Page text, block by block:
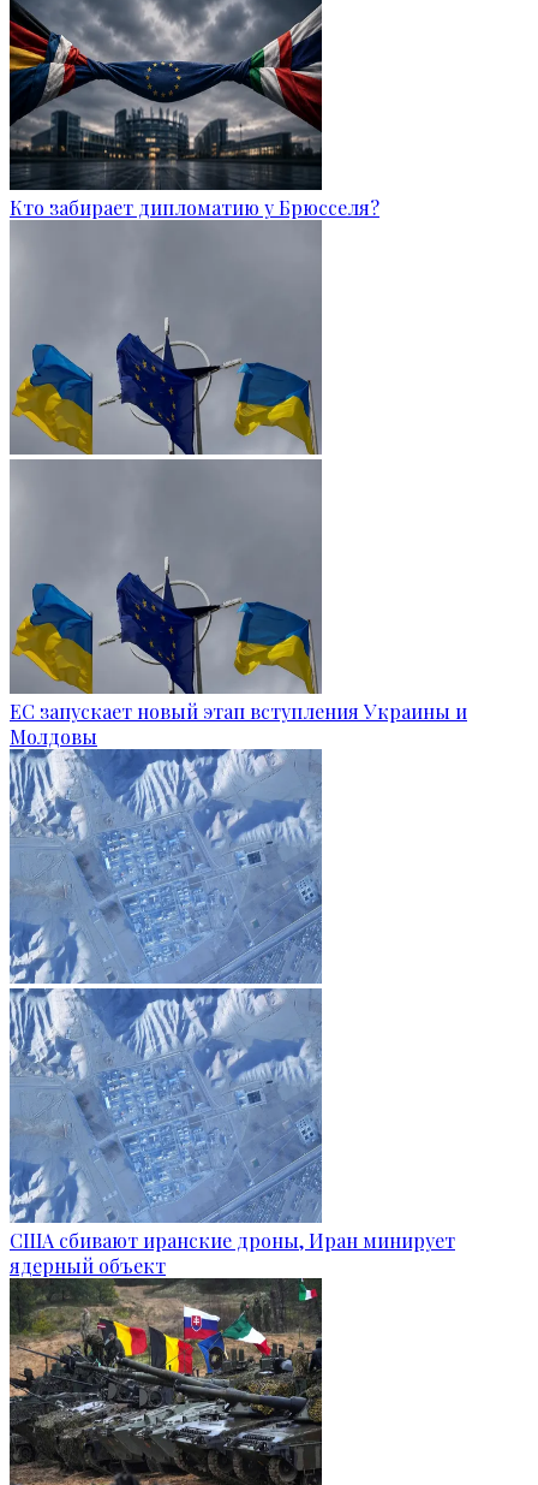
Кто забирает дипломатию у Брюсселя?
ЕС запускает новый этап вступления Украины и
Молдовы
США сбивают иранские дроны, Иран минирует
ядерный объект